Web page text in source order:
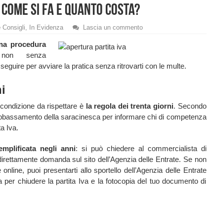
si fa e quanto costa?
Consigli, In Evidenza Lascia un commento
procedura
senza
per avviare la pratica senza ritrovarti con le multe.
da rispettare è la regola dei trenta giorni. Secondo
della saracinesca per informare chi di competenza
Iva.
negli anni: si può chiedere al commercialista di
domanda sul sito dell’Agenzia delle Entrate. Se non
puoi presentarti allo sportello dell’Agenzia delle Entrate
chiudere la partita Iva e la fotocopia del tuo documento di